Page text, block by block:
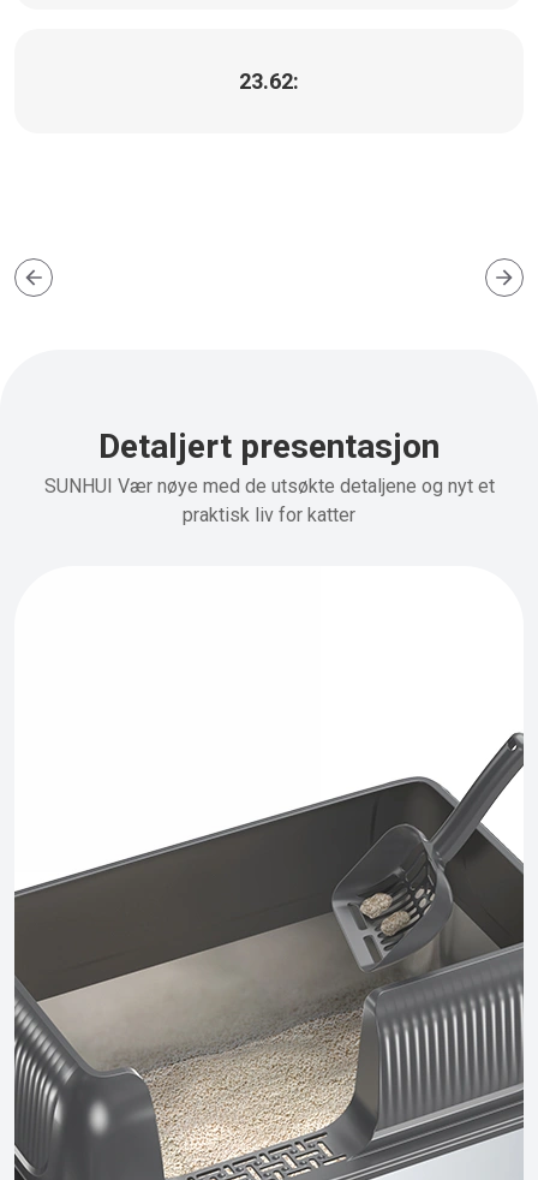
23.62:
Detaljert presentasjon
SUNHUI Vær nøye med de utsøkte detaljene og nyt et
praktisk liv for katter